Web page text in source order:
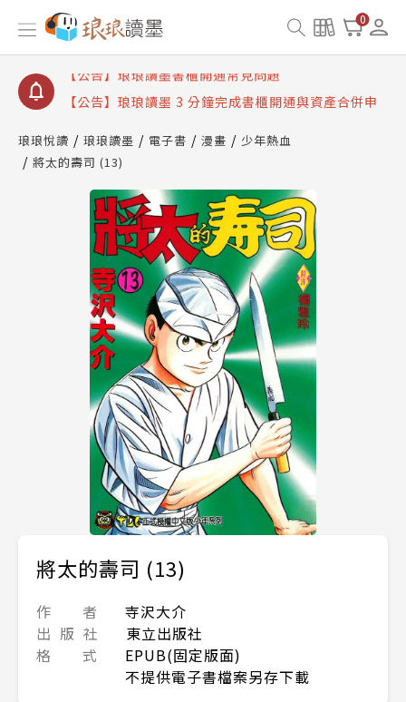
0
【公告】琅琅讀墨數位閱讀資產合併與書櫃開通申請
【公告】琅琅讀墨書櫃開通常見問題
【公告】琅琅讀墨 3 分鐘完成書櫃開通與資產合併申
請圖文教學
查詢
【公告】琅琅讀墨數位閱讀資產合併與書櫃開通申請
琅琅悅讀 琅琅讀墨 電子書 漫畫
少年熱血
將太的壽司 (13)
將太的壽司 (13)
作 者
寺沢大介
出 版 社
東立出版社
格 式
EPUB(固定版面)
不提供電子書檔案另存下載